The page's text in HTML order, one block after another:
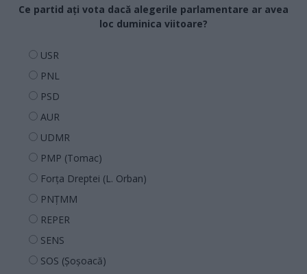
Ce partid ați vota dacă alegerile parlamentare ar avea
loc duminica viitoare?
USR
PNL
PSD
AUR
UDMR
PMP (Tomac)
Forța Dreptei (L. Orban)
PNȚMM
REPER
SENS
SOS (Șoșoacă)